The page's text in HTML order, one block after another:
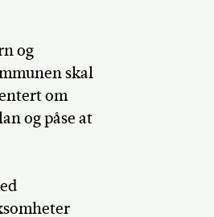
og
skal
om
og påse at